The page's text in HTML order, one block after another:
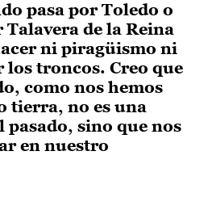
pasa por Toledo o
de la Reina
ni piragüismo ni
los troncos. Creo que
como nos hemos
tierra, no es una
pasado, sino que nos
en nuestro